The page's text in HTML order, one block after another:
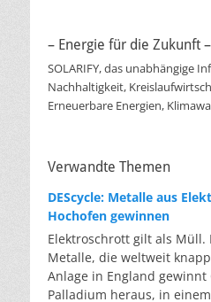
– Energie für die Zukunft –
SOLARIFY, das unabhängige
Nachhaltigkeit,
Erneuerbare Energien,
Verwandte Themen
DEScycle: Metalle aus
Hochofen gewinnen
Elektroschrott gilt als Müll.
Metalle, die weltweit
Anlage in England
Palladium heraus, in